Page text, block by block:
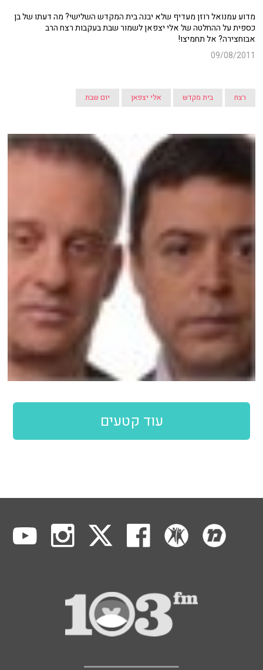
מדוע עמנואל רוזן מעדיף שלא יבנה בית המקדש השלישי? מה דעתו של בן
כספית על ההחלטה של אלי יצפאן לשמור שבת בעקבות רצח הרב
אבוחצירה? אל תחמיצו!
09/08/2011
רצח בית מקדש אלי יצפאן יום שבת
עוד קטעים